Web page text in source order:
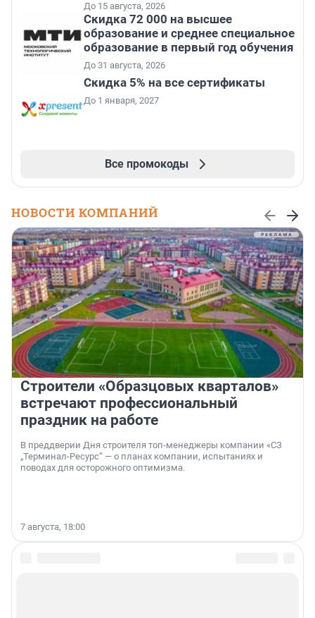
До 15 августа, 2026
Скидка 72 000 на высшее
образование и среднее специальное
образование в первый год обучения
До 31 августа, 2026
Скидка 5% на все сертификаты
До 1 января, 2027
Все промокоды
НОВОСТИ КОМПАНИЙ
Строители «Образцовых кварталов»
встречают профессиональный
праздник на работе
В преддверии Дня строителя топ-менеджеры компании «СЗ
„Терминал-Ресурс“ — о планах компании, испытаниях и
поводах для осторожного оптимизма.
7 августа, 18:00